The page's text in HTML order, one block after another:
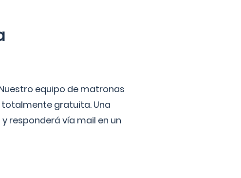
equipo de matronas
gratuita. Una
responderá vía mail en un